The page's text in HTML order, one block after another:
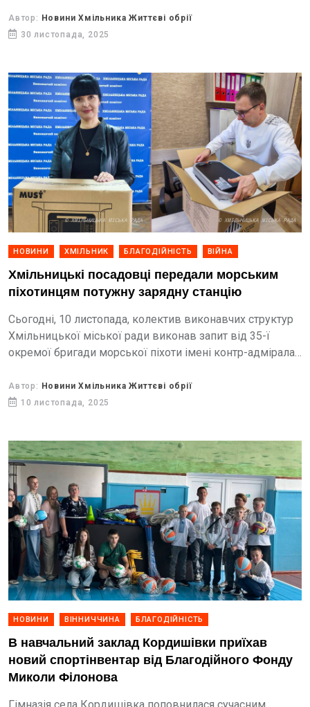
Автор: Новини Хмільника Життєві обрії
30 листопада, 2025
НОВИНИ ХМІЛЬНИК БЛАГОДІЙНІСТЬ ВІЙНА
Хмільницькі посадовці передали морським
піхотинцям потужну зарядну станцію
Сьогодні, 10 листопада, колектив виконавчих структур
Хмільницької міської ради виконав запит від 35-ї
окремої бригади морської піхоти імені контр-адмірала
медичної роти потужну зарядну станцію...
Автор: Новини Хмільника Життєві обрії
10 листопада, 2025
НОВИНИ ВІННИЧЧИНА БЛАГОДІЙНІСТЬ
В навчальний заклад Кордишівки приїхав
новий спортінвентар від Благодійного Фонду
Миколи Філонова